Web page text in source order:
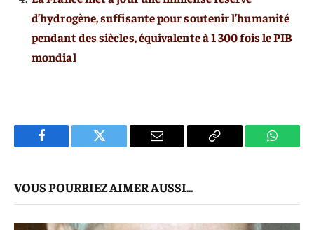
d’hydrogène, suffisante pour soutenir l’humanité
pendant des siècles, équivalente à 1 300 fois le PIB
mondial
Facebook Twitter
E-
Copier
VOUS POURRIEZ AIMER AUSSI...